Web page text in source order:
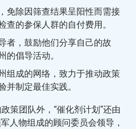
免除因筛查结果呈阳性而需接
查的参保人群的自付费用。
者，鼓励他们分享自己的故
的倡导活动。
组成的网络，致力于推动政策
并制定最佳实践。
政策团队外，“催化剂计划”还由
人物组成的顾问委员会领导，